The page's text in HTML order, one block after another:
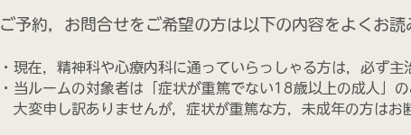
ご予約，お問合せをご希望の方は以下の内容をよくお
・現在，精神科や心療内科に通っていらっしゃる方は，必ず主
・当ルームの対象者は「症状が重篤でない18歳以上の成人」の
大変申し訳ありませんが，症状が重篤な方，未成年の方はお